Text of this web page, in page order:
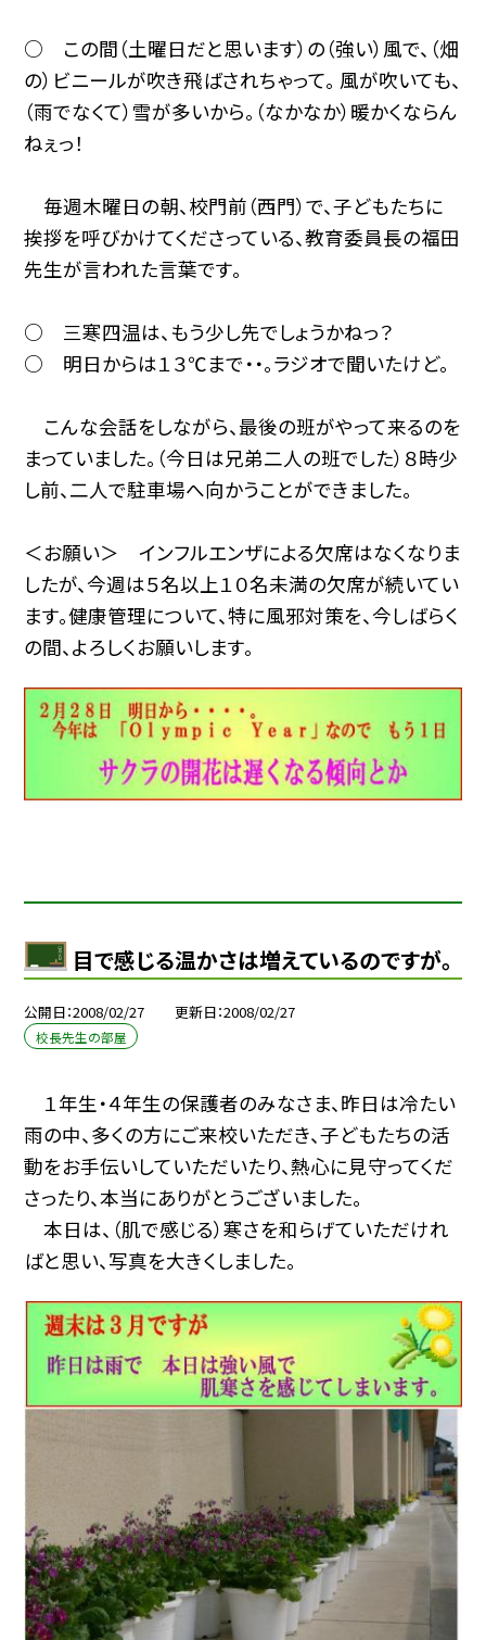
○ この間（土曜日だと思います）の（強い）風で、（畑
の）ビニールが吹き飛ばされちゃって。 風が吹いても、
（雨でなくて）雪が多いから。（なかなか）暖かくならん
ねぇっ！
毎週木曜日の朝、校門前（西門）で、子どもたちに
挨拶を呼びかけてくださっている、教育委員長の福田
先生が言われた言葉です。
○ 三寒四温は、もう少し先でしょうかねっ？
○ 明日からは１３℃まで・・。ラジオで聞いたけど。
こんな会話をしながら、最後の班がやって来るのを
まっていました。（今日は兄弟二人の班でした）８時少
し前、二人で駐車場へ向かうことができました。
＜お願い＞ インフルエンザによる欠席はなくなりま
したが、今週は５名以上１０名未満の欠席が続いてい
ます。健康管理について、特に風邪対策を、今しばらく
の間、よろしくお願いします。
目で感じる温かさは増えているのですが。
公開日 2008/02/27 更新日 2008/02/27
校長先生の部屋
１年生・４年生の保護者のみなさま、昨日は冷たい
雨の中、多くの方にご来校いただき、子どもたちの活
動をお手伝いしていただいたり、熱心に見守ってくだ
さったり、本当にありがとうございました。
本日は、（肌で感じる）寒さを和らげていただけれ
ばと思い、写真を大きくしました。